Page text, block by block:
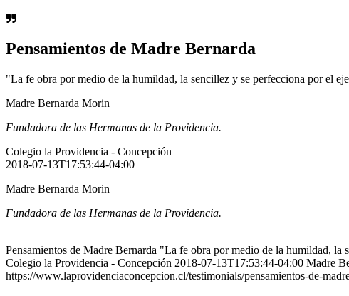
Pensamientos de Madre Bernarda
"La fe obra por medio de la humildad, la sencillez y se perfecciona por el
Madre Bernarda Morin
Fundadora de las Hermanas de la Providencia.
Colegio la Providencia - Concepción
2018-07-13T17:53:44-04:00
Madre Bernarda Morin
Fundadora de las Hermanas de la Providencia.
Pensamientos de Madre Bernarda "La fe obra por medio de la humildad,
Colegio la Providencia - Concepción 2018-07-13T17:53:44-04:00 Madre
https://www.laprovidenciaconcepcion.cl/testimonials/pensamientos-de-